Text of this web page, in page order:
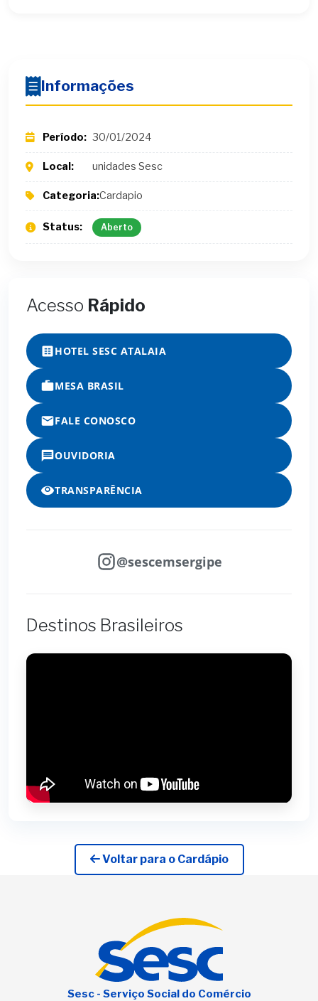
Informações
Período: 30/01/2024
Local: unidades Sesc
Categoria:Cardapio
Status: Aberto
Acesso Rápido
HOTEL SESC ATALAIA
MESA BRASIL
FALE CONOSCO
OUVIDORIA
TRANSPARÊNCIA
@sescemsergipe
Destinos Brasileiros
Voltar para o Cardápio
Sesc - Serviço Social do Comércio